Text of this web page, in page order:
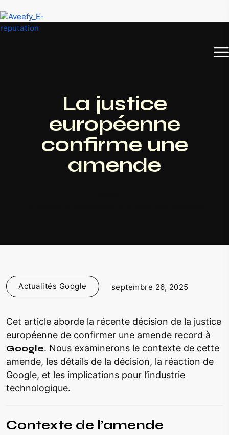
La justice
européenne
confirme une
amende
Actualités Google septembre 26, 2025
Cet article aborde la récente décision de la justice
européenne de confirmer une amende record à
Google. Nous examinerons le contexte de cette
amende, les détails de la décision, la réaction de
Google, et les implications pour l’industrie
technologique.
Contexte de l’amende